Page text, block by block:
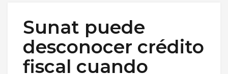
Sunat puede
desconocer crédito
fiscal cuando